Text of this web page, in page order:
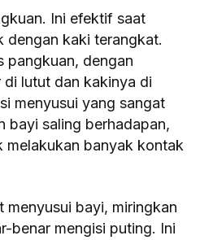
Ini efektif saat
dengan kaki terangkat.
pangkuan, dengan
lutut dan kakinya di
menyusui yang sangat
bayi saling berhadapan,
melakukan banyak kontak
menyusui bayi, miringkan
benar mengisi puting. Ini